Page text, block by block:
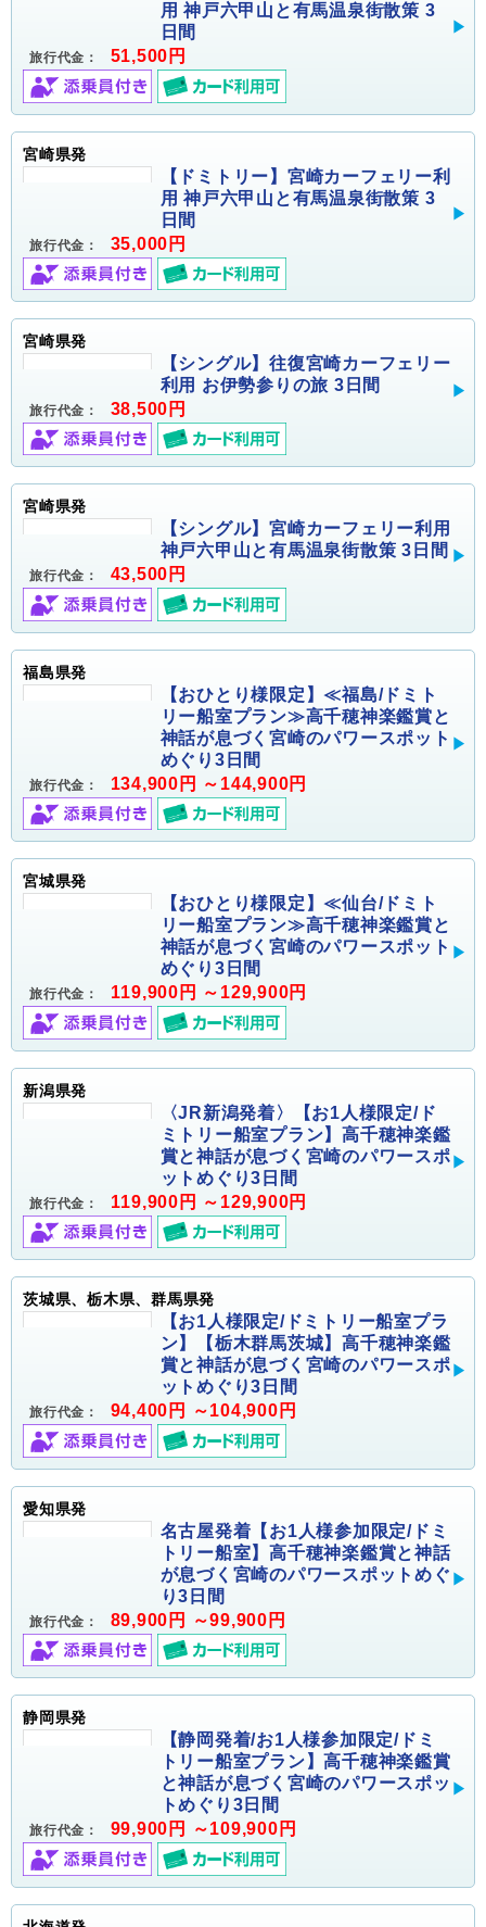
用 神戸六甲山と有馬温泉街散策 3
日間
旅行代金： 51,500円
宮崎県発
【ドミトリー】宮崎カーフェリー利
用 神戸六甲山と有馬温泉街散策 3
日間
旅行代金： 35,000円
宮崎県発
【シングル】往復宮崎カーフェリー
利用 お伊勢参りの旅 3日間
旅行代金： 38,500円
宮崎県発
【シングル】宮崎カーフェリー利用
神戸六甲山と有馬温泉街散策 3日間
旅行代金： 43,500円
福島県発
【おひとり様限定】≪福島/ドミト
リー船室プラン≫高千穂神楽鑑賞と
神話が息づく宮崎のパワースポット
めぐり3日間
旅行代金： 134,900円 ～144,900円
宮城県発
【おひとり様限定】≪仙台/ドミト
リー船室プラン≫高千穂神楽鑑賞と
神話が息づく宮崎のパワースポット
めぐり3日間
旅行代金： 119,900円 ～129,900円
新潟県発
〈JR新潟発着〉【お1人様限定/ド
ミトリー船室プラン】高千穂神楽鑑
賞と神話が息づく宮崎のパワースポ
ットめぐり3日間
旅行代金： 119,900円 ～129,900円
茨城県、栃木県、群馬県発
【お1人様限定/ドミトリー船室プラ
ン】【栃木群馬茨城】高千穂神楽鑑
賞と神話が息づく宮崎のパワースポ
ットめぐり3日間
旅行代金： 94,400円 ～104,900円
愛知県発
名古屋発着【お1人様参加限定/ドミ
トリー船室】高千穂神楽鑑賞と神話
が息づく宮崎のパワースポットめぐ
り3日間
旅行代金： 89,900円 ～99,900円
静岡県発
【静岡発着/お1人様参加限定/ドミ
トリー船室プラン】高千穂神楽鑑賞
と神話が息づく宮崎のパワースポッ
トめぐり3日間
旅行代金： 99,900円 ～109,900円